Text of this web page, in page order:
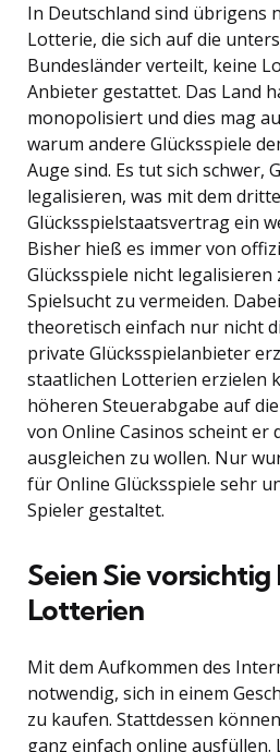
In Deutschland sind übrigens
Lotterie, die sich auf die
Bundesländer verteilt, keine
Anbieter gestattet. Das Land
monopolisiert und dies mag
warum andere Glücksspiele
Auge sind. Es tut sich schwer,
legalisieren, was mit dem
Glücksspielstaatsvertrag ein
Bisher hieß es immer von
Glücksspiele nicht legalisieren
Spielsucht zu vermeiden.
theoretisch einfach nur nicht
private Glücksspielanbieter
staatlichen Lotterien erzielen
höheren Steuerabgabe auf
von Online Casinos scheint er
ausgleichen zu wollen. Nur
für Online Glücksspiele sehr
Spieler gestaltet.
Seien Sie
Lotterien
Mit dem Aufkommen des
notwendig, sich in einem
zu kaufen. Stattdessen
ganz einfach online ausfüllen.